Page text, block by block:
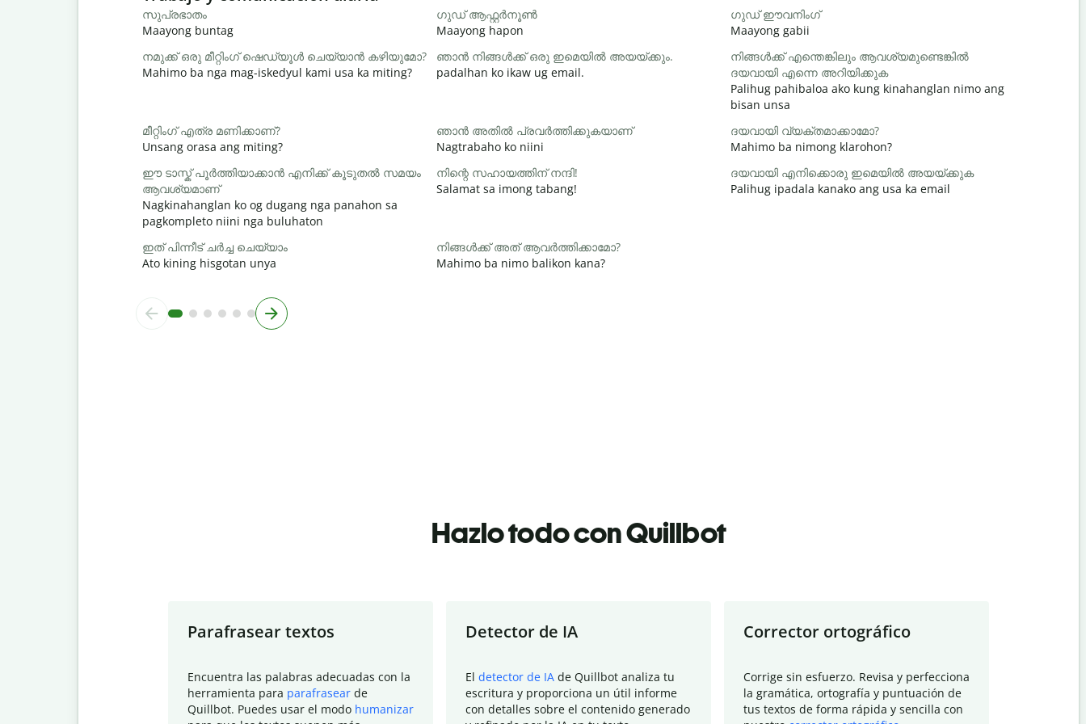
സുപ്രഭാതം
Maayong buntag
ഗുഡ് ആഫ്റ്റർനൂൺ
Maayong hapon
ഗുഡ് ഈവനിംഗ്
Maayong gabii
നമുക്ക് ഒരു മീറ്റിംഗ് ഷെഡ്യൂൾ ചെയ്യാൻ കഴിയുമോ?
Mahimo ba nga mag-iskedyul kami usa ka miting?
ഞാൻ നിങ്ങൾക്ക് ഒരു ഇമെയിൽ അയയ്ക്കും.
padalhan ko ikaw ug email.
നിങ്ങൾക്ക് എന്തെങ്കിലും ആവശ്യമുണ്ടെങ്കിൽ
ദയവായി എന്നെ അറിയിക്കുക
Palihug pahibaloa ako kung kinahanglan nimo ang
bisan unsa
മീറ്റിംഗ് എത്ര മണിക്കാണ്?
Unsang orasa ang miting?
ഞാൻ അതിൽ പ്രവർത്തിക്കുകയാണ്
Nagtrabaho ko niini
ദയവായി വ്യക്തമാക്കാമോ?
Mahimo ba nimong klarohon?
ഈ ടാസ്ക് പൂർത്തിയാക്കാൻ എനിക്ക് കൂടുതൽ സമയം
ആവശ്യമാണ്
Nagkinahanglan ko og dugang nga panahon sa
pagkompleto niini nga buluhaton
നിന്റെ സഹായത്തിന് നന്ദി!
Salamat sa imong tabang!
ദയവായി എനിക്കൊരു ഇമെയിൽ അയയ്ക്കുക
Palihug ipadala kanako ang usa ka email
ഇത് പിന്നീട് ചർച്ച ചെയ്യാം
Ato kining hisgotan unya
നിങ്ങൾക്ക് അത് ആവർത്തിക്കാമോ?
Mahimo ba nimo balikon kana?
Hazlo todo con Quillbot
Parafrasear textos
Encuentra las palabras adecuadas con la
herramienta para parafrasear de
Quillbot. Puedes usar el modo humanizar
Detector de IA
El detector de IA de Quillbot analiza tu
escritura y proporciona un útil informe
con detalles sobre el contenido generado
Corrector ortográfico
Corrige sin esfuerzo. Revisa y perfecciona
la gramática, ortografía y puntuación de
tus textos de forma rápida y sencilla con